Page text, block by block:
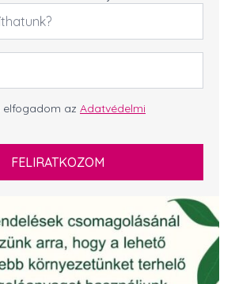
elfogadom az Adatvédelmi
FELIRATKOZOM